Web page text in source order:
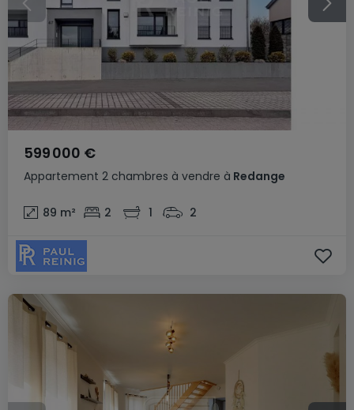
Appartement 2 chambres à vendre à Redange
599 000 €
89 m² 2 1 2